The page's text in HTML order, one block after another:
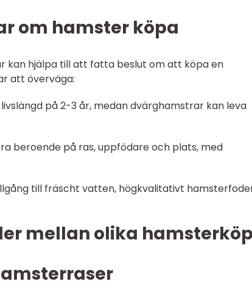
om hamster köpa
kan hjälpa till att fatta beslut om att köpa en
att överväga:
på 2-3 år, medan dvärghamstrar kan leva
beroende på ras, uppfödare och plats, med
till fräscht vatten, högkvalitativt
mellan olika hamsterköp